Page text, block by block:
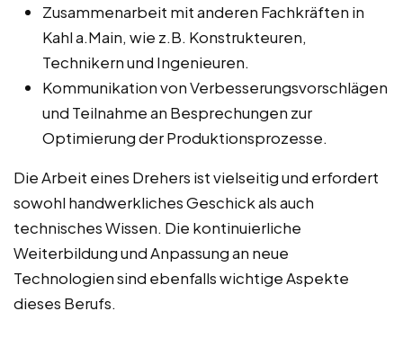
Zusammenarbeit mit anderen Fachkräften in
Kahl a.Main, wie z.B. Konstrukteuren,
Technikern und Ingenieuren.
Kommunikation von Verbesserungsvorschlägen
und Teilnahme an Besprechungen zur
Optimierung der Produktionsprozesse.
Die Arbeit eines Drehers ist vielseitig und erfordert
sowohl handwerkliches Geschick als auch
technisches Wissen. Die kontinuierliche
Weiterbildung und Anpassung an neue
Technologien sind ebenfalls wichtige Aspekte
dieses Berufs.